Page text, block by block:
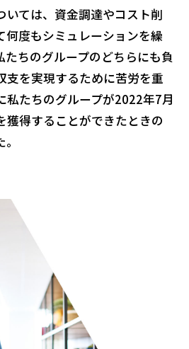
いては、資金調達やコスト削
何度もシミュレーションを繰
たちのグループのどちらにも負
支を実現するために苦労を重
私たちのグループが2022年7月
獲得することができたときの